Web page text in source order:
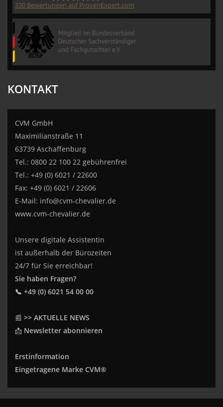
330 Bewertungen auf ProvenExpert.com
KONTAKT
CVM GmbH
Maximilianstraße 11
63739 Aschaffenburg
Tel.: 0800 22 100 22 gebührenfrei
Tel.: +49 (0) 6021 / 22600
Fax: +49 (0) 6021 / 22606
E-Mail: info@cvm-chevalier.de
www.cvm-chevalier.de
Unsere digitale Assistentin
ist außerhalb der Bürozeiten
24/7 für Sie erreichbar!
Sie haben Fragen?
📞 +49 (0) 6021 54 00 00
📰 >> AKTUELLE NEWS
📩 Newsletter abonnieren
Erstinformation
Eingetragene Marke CVM®